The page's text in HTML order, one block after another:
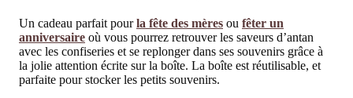
Un cadeau parfait pourla fête des mères ou fêter un
anniversaire où vous pourrez retrouver les saveurs d’antan
avec les confiseries et se replonger dans ses souvenirs grâce à
la jolie attention écrite sur la boîte. La boîte est réutilisable, et
parfaite pour stocker les petits souvenirs.